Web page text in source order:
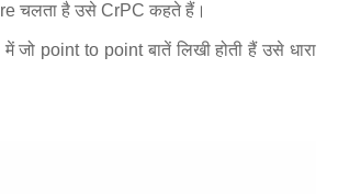
चलता है उसे CrPC कहते हैं।
जो point to point बातें लिखी होती हैं उसे धारा